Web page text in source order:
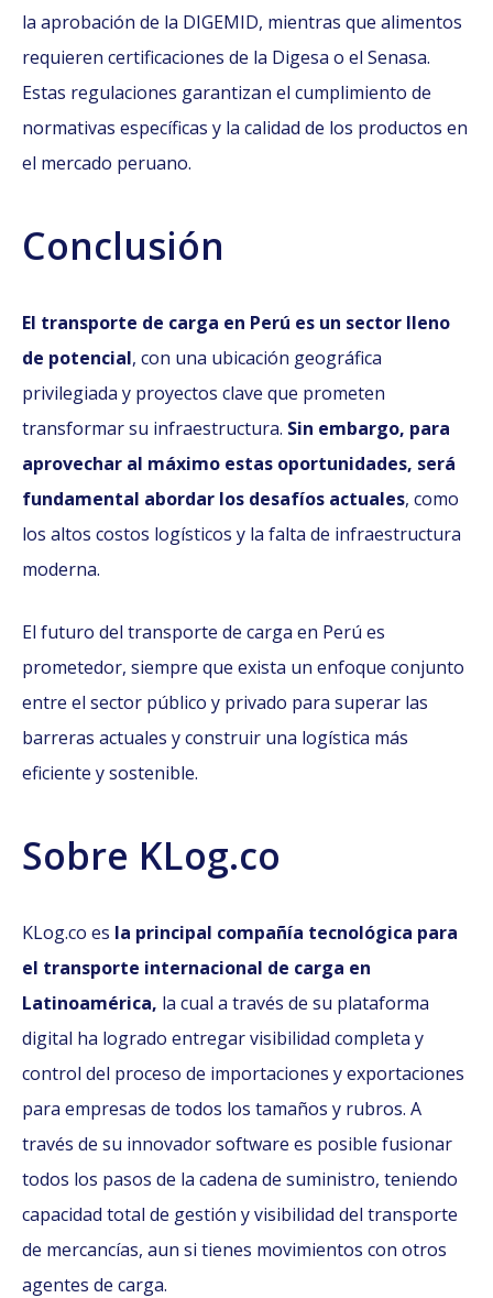
la aprobación de la DIGEMID, mientras que alimentos
requieren certificaciones de la Digesa o el Senasa.
Estas regulaciones garantizan el cumplimiento de
normativas específicas y la calidad de los productos en
el mercado peruano.
Conclusión
El transporte de carga en Perú es un sector lleno
de potencial, con una ubicación geográfica
privilegiada y proyectos clave que prometen
transformar su infraestructura. Sin embargo, para
aprovechar al máximo estas oportunidades, será
fundamental abordar los desafíos actuales, como
los altos costos logísticos y la falta de infraestructura
moderna.
El futuro del transporte de carga en Perú es
prometedor, siempre que exista un enfoque conjunto
entre el sector público y privado para superar las
barreras actuales y construir una logística más
eficiente y sostenible.
Sobre KLog.co
KLog.co es la principal compañía tecnológica para
el transporte internacional de carga en
Latinoamérica, la cual a través de su plataforma
digital ha logrado entregar visibilidad completa y
control del proceso de importaciones y exportaciones
para empresas de todos los tamaños y rubros. A
través de su innovador software es posible fusionar
todos los pasos de la cadena de suministro, teniendo
capacidad total de gestión y visibilidad del transporte
de mercancías, aun si tienes movimientos con otros
agentes de carga.